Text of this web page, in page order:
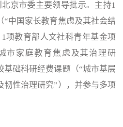
京市委主要领导批示。主持1
“中国家长教育焦虑及其社会结
项教育部人文社科青年基金项
市家庭教育焦虑及其治理研
基础科研经费课题（“城市基层
韧性治理研究”），并参与多项